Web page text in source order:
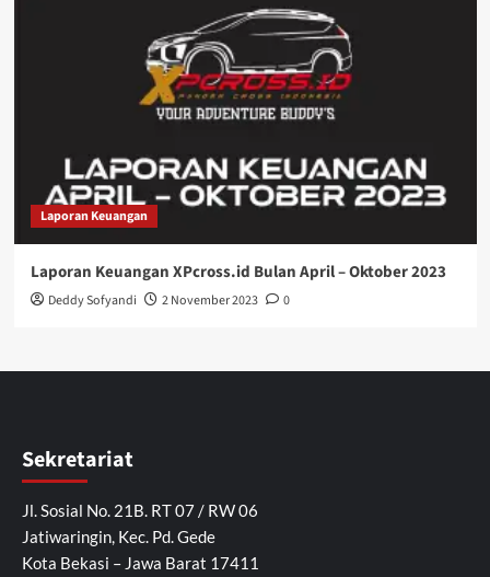
Laporan Keuangan
Laporan Keuangan XPcross.id Bulan April – Oktober 2023
Deddy Sofyandi 2 November 2023 0
Sekretariat
Jl. Sosial No. 21B. RT 07 / RW 06
Jatiwaringin, Kec. Pd. Gede
Kota Bekasi – Jawa Barat 17411